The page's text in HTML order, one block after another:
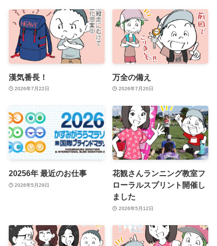
漢気番長！
2026年7月22日
万全の備え
2026年7月20日
20256年 最近のお仕事
2026年5月29日
花観さんランニング教室フ
ローラルスプリント開催し
ました
2026年5月12日